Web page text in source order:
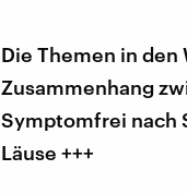
Die Themen in den
Zusammenhang
Symptomfrei nach
Läuse +++